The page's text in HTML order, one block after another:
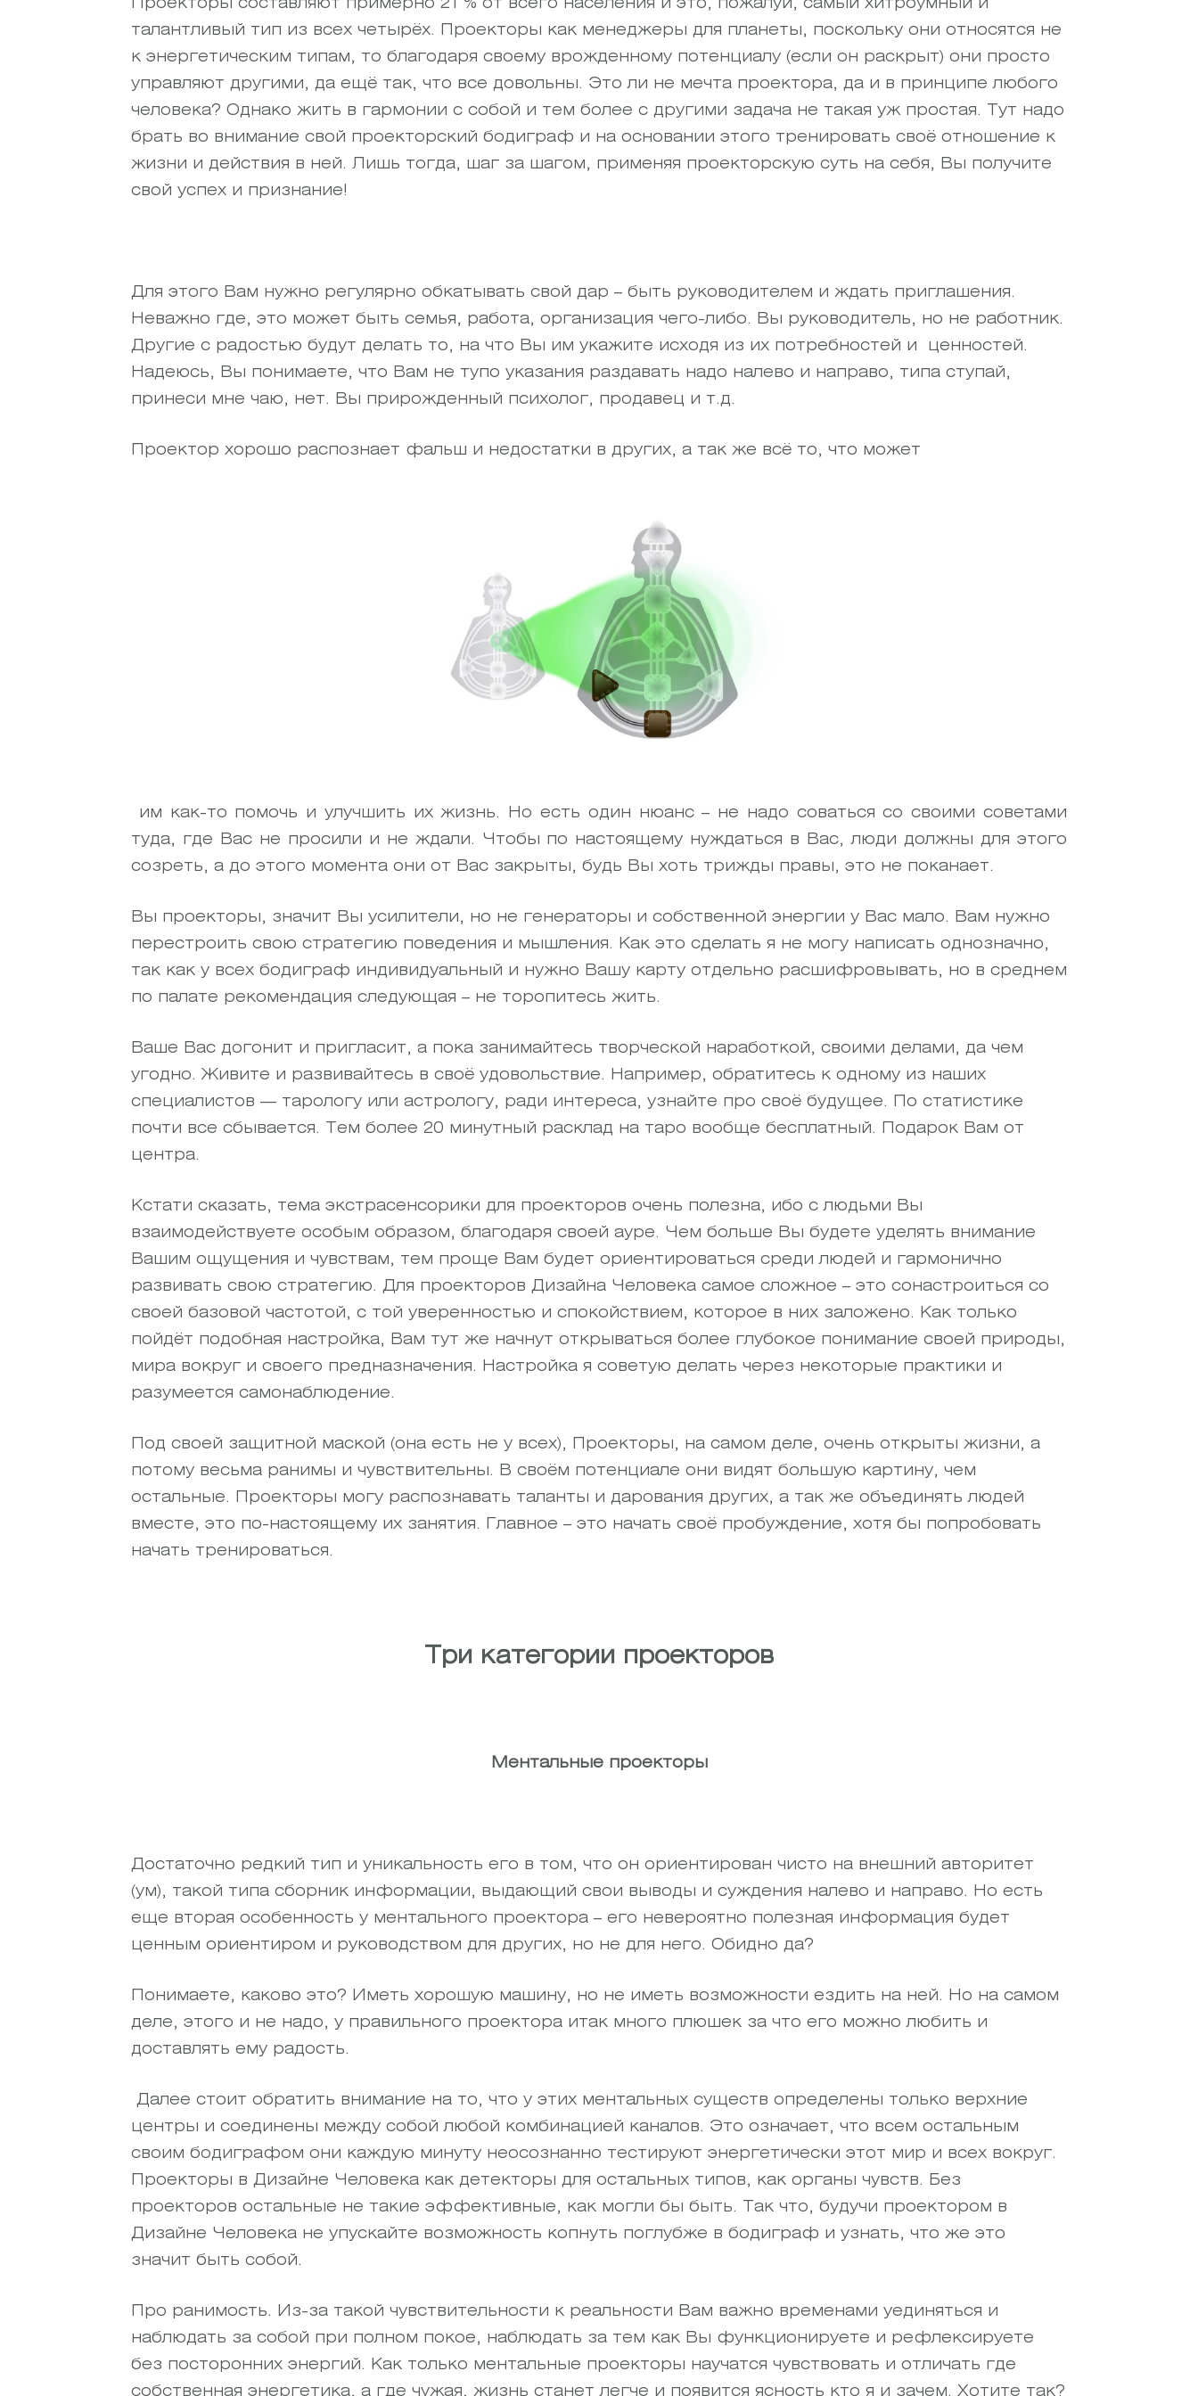
Проекторы составляют примерно 21 % от всего населения и это, пожалуй, самый хитроумный и
талантливый тип из всех четырёх. Проекторы как менеджеры для планеты, поскольку они относятся не
к энергетическим типам, то благодаря своему врожденному потенциалу (если он раскрыт) они просто
управляют другими, да ещё так, что все довольны. Это ли не мечта проектора, да и в принципе любого
человека? Однако жить в гармонии с собой и тем более с другими задача не такая уж простая. Тут надо
брать во внимание свой проекторский бодиграф и на основании этого тренировать своё отношение к
жизни и действия в ней. Лишь тогда, шаг за шагом, применяя проекторскую суть на себя, Вы получите
свой успех и признание!
Для этого Вам нужно регулярно обкатывать свой дар – быть руководителем и ждать приглашения.
Неважно где, это может быть семья, работа, организация чего-либо. Вы руководитель, но не работник.
Другие с радостью будут делать то, на что Вы им укажите исходя из их потребностей и ценностей.
Надеюсь, Вы понимаете, что Вам не тупо указания раздавать надо налево и направо, типа ступай,
принеси мне чаю, нет. Вы прирожденный психолог, продавец и т.д.
Проектор хорошо распознает фальш и недостатки в других, а так же всё то, что может
им как-то помочь и улучшить их жизнь. Но есть один нюанс – не надо соваться со своими советами
туда, где Вас не просили и не ждали. Чтобы по настоящему нуждаться в Вас, люди должны для этого
созреть, а до этого момента они от Вас закрыты, будь Вы хоть трижды правы, это не поканает.
Вы проекторы, значит Вы усилители, но не генераторы и собственной энергии у Вас мало. Вам нужно
перестроить свою стратегию поведения и мышления. Как это сделать я не могу написать однозначно,
так как у всех бодиграф индивидуальный и нужно Вашу карту отдельно расшифровывать, но в среднем
по палате рекомендация следующая – не торопитесь жить.
Ваше Вас догонит и пригласит, а пока занимайтесь творческой наработкой, своими делами, да чем
угодно. Живите и развивайтесь в своё удовольствие. Например, обратитесь к одному из наших
специалистов — тарологу или астрологу, ради интереса, узнайте про своё будущее. По статистике
почти все сбывается. Тем более 20 минутный расклад на таро вообще бесплатный. Подарок Вам от
центра.
Кстати сказать, тема экстрасенсорики для проекторов очень полезна, ибо с людьми Вы
взаимодействуете особым образом, благодаря своей ауре. Чем больше Вы будете уделять внимание
Вашим ощущения и чувствам, тем проще Вам будет ориентироваться среди людей и гармонично
развивать свою стратегию. Для проекторов Дизайна Человека самое сложное – это сонастроиться со
своей базовой частотой, с той уверенностью и спокойствием, которое в них заложено. Как только
пойдёт подобная настройка, Вам тут же начнут открываться более глубокое понимание своей природы,
мира вокруг и своего предназначения. Настройка я советую делать через некоторые практики и
разумеется самонаблюдение.
Под своей защитной маской (она есть не у всех), Проекторы, на самом деле, очень открыты жизни, а
потому весьма ранимы и чувствительны. В своём потенциале они видят большую картину, чем
остальные. Проекторы могу распознавать таланты и дарования других, а так же объединять людей
вместе, это по-настоящему их занятия. Главное – это начать своё пробуждение, хотя бы попробовать
начать тренироваться.
Три категории проекторов
Ментальные проекторы
Достаточно редкий тип и уникальность его в том, что он ориентирован чисто на внешний авторитет
(ум), такой типа сборник информации, выдающий свои выводы и суждения налево и направо. Но есть
еще вторая особенность у ментального проектора – его невероятно полезная информация будет
ценным ориентиром и руководством для других, но не для него. Обидно да?
Понимаете, каково это? Иметь хорошую машину, но не иметь возможности ездить на ней. Но на самом
деле, этого и не надо, у правильного проектора итак много плюшек за что его можно любить и
доставлять ему радость.
Далее стоит обратить внимание на то, что у этих ментальных существ определены только верхние
центры и соединены между собой любой комбинацией каналов. Это означает, что всем остальным
своим бодиграфом они каждую минуту неосознанно тестируют энергетически этот мир и всех вокруг.
Проекторы в Дизайне Человека как детекторы для остальных типов, как органы чувств. Без
проекторов остальные не такие эффективные, как могли бы быть. Так что, будучи проектором в
Дизайне Человека не упускайте возможность копнуть поглубже в бодиграф и узнать, что же это
значит быть собой.
Про ранимость. Из-за такой чувствительности к реальности Вам важно временами уединяться и
наблюдать за собой при полном покое, наблюдать за тем как Вы функционируете и рефлексируете
без посторонних энергий. Как только ментальные проекторы научатся чувствовать и отличать где
собственная энергетика, а где чужая, жизнь станет легче и появится ясность кто я и зачем. Хотите так?